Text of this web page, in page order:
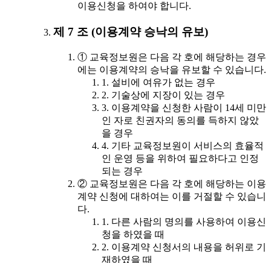
이용신청을 하여야 합니다.
제 7 조 (이용계약 승낙의 유보)
① 교육정보원은 다음 각 호에 해당하는 경우
에는 이용계약의 승낙을 유보할 수 있습니다.
1. 설비에 여유가 없는 경우
2. 기술상에 지장이 있는 경우
3. 이용계약을 신청한 사람이 14세 미만
인 자로 친권자의 동의를 득하지 않았
을 경우
4. 기타 교육정보원이 서비스의 효율적
인 운영 등을 위하여 필요하다고 인정
되는 경우
② 교육정보원은 다음 각 호에 해당하는 이용
계약 신청에 대하여는 이를 거절할 수 있습니
다.
1. 다른 사람의 명의를 사용하여 이용신
청을 하였을 때
2. 이용계약 신청서의 내용을 허위로 기
재하였을 때